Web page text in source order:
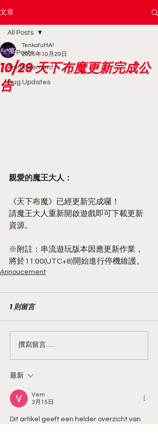
文章
All Posts
Annoucement
Bug Updates
All Posts
10/29 天下布魔更新完成公
告
TenkafuMA!
2025年10月29日
親愛的魔王大人：
《天下布魔》已經更新完成囉！
請魔王大人重新開啟遊戲即可下載更新
資源。
※附註：串流遊玩版本因應更新作業，
將於11:00(UTC+8)開始進行停機維護。
Annoucement
1 則留言
撰寫留言......
最新
Vern
3月15日
Dit artikel geeft een helder overzicht van